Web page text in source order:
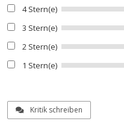
4 Stern(e)
3 Stern(e)
2 Stern(e)
1 Stern(e)
Kritik schreiben